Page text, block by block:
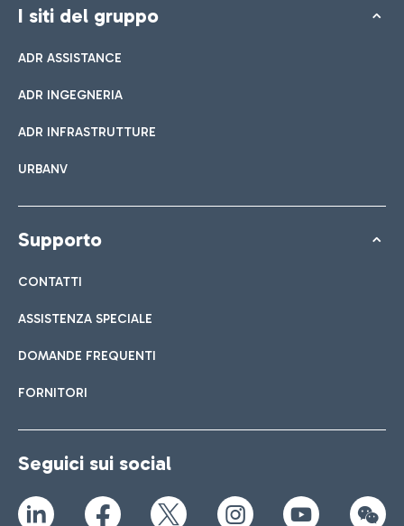
I siti del gruppo
ADR ASSISTANCE
ADR INGEGNERIA
ADR INFRASTRUTTURE
URBANV
Supporto
CONTATTI
ASSISTENZA SPECIALE
DOMANDE FREQUENTI
FORNITORI
Seguici sui social